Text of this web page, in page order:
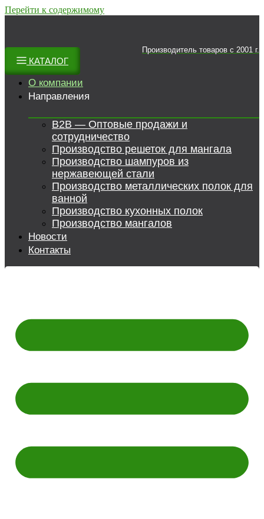
Перейти к содержимому
Производитель товаров c 2001 г.
КАТАЛОГ
О компании
Направления
B2B — Оптовые продажи и
сотрудничество
Производство решеток для мангала
Производство шампуров из
нержавеющей стали
Производство металлических полок для
ванной
Производство кухонных полок
Производство мангалов
Новости
Контакты